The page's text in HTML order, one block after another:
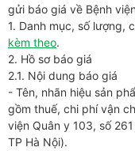
gửi báo giá về Bệnh
1. Danh mục, số lượng,
kèm theo.
2. Hồ sơ báo giá
2.1. Nội dung báo giá
- Tên, nhãn hiệu sản
gồm thuế, chi phí vận
viện Quân y 103, số
TP Hà Nội).